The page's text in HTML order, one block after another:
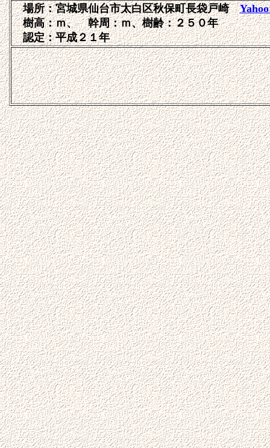
場所：宮城県仙台市太白区秋保町長袋戸崎
樹高：ｍ、 幹周：ｍ、樹齢：２５０年
認定：平成２１年